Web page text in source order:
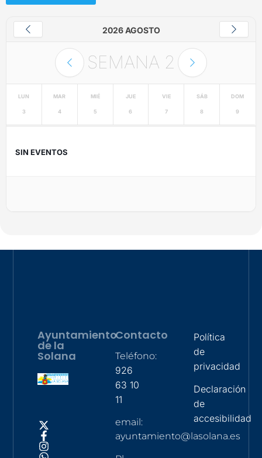
2026 AGOSTO
SEMANA 2
LUN
3
MAR
4
MIÉ
5
JUE
6
VIE
7
SÁB
8
DOM
9
SIN EVENTOS
Ayuntamiento
de la
Solana
Contacto
Teléfono:
926
63 10
11
email:
ayuntamiento@lasolana.es
Política
de
privacidad
Declaración
de
accesibilidad